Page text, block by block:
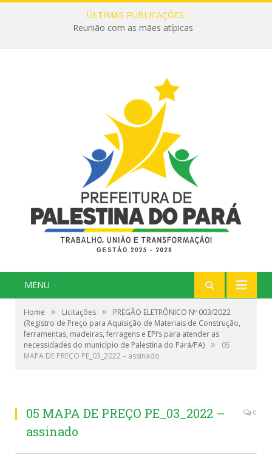
ÚLTIMAS PUBLICAÇÕES:
Reunião com as mães atípicas
MENU
Home » Licitações »
PREGÃO ELETRÔNICO Nº 003/2022
(Registro de Preço para Aquisição de Materiais de Construção,
ferramentas, madeiras, ferragens e EPI’s para atender as
necessidades do município de Palestina do Pará/PA) »
05
MAPA DE PREÇO PE_03_2022 – assinado
05 MAPA DE PREÇO PE_03_2022 –
assinado
0